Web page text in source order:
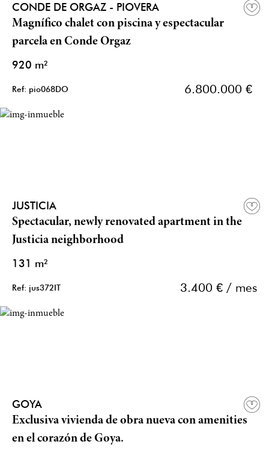
CONDE DE ORGAZ - PIOVERA
Magnífico chalet con piscina y espectacular
parcela en Conde Orgaz
920 m²
Ref: pio068DO 6.800.000 €
JUSTICIA
Spectacular, newly renovated apartment in the
Justicia neighborhood
131 m²
Ref: jus372IT 3.400 € / mes
GOYA
Exclusiva vivienda de obra nueva con amenities
en el corazón de Goya.